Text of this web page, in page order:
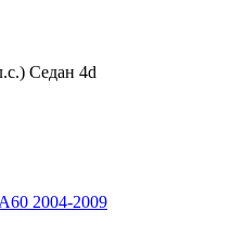
Седан 4d
2004-2009